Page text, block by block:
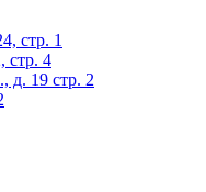
стр. 1
стр. 4
д. 19 стр. 2